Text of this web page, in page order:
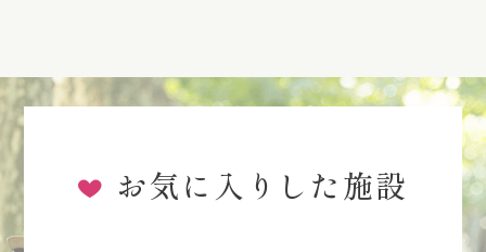
お気に入りした施設